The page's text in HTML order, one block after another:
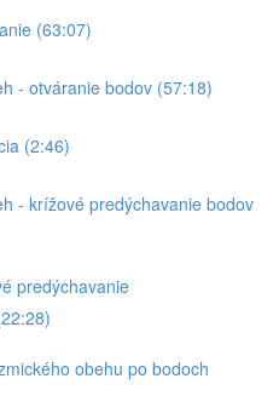
(63:07)
- otváranie bodov (57:18)
(2:46)
- krížové predýchavanie bodov
predýchavanie
obehu po bodoch